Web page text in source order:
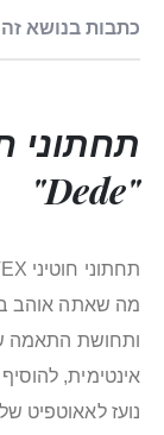
כתבות בנושא זה
"Dede"
מה שאתה אוהב
ותחושת התאמה
אינטימית,
נועז לאאוטפיט